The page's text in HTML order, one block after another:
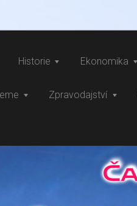
Historie Ekonomika
Zpravodajství